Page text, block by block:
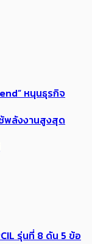
หนุนธุรกิจ
ช้พลังงานสูงสุด
รุ่นที่ 8 ดัน 5 ข้อ